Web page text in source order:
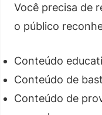
Você precisa de
o público
Conteúdo
Conteúdo de
Conteúdo de